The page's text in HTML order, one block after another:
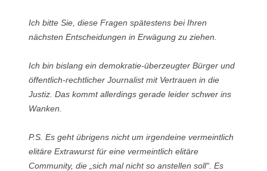
Ich bitte Sie, diese Fragen spätestens bei Ihren
nächsten Entscheidungen in Erwägung zu ziehen.
Ich bin bislang ein demokratie-überzeugter Bürger und
öffentlich-rechtlicher Journalist mit Vertrauen in die
Justiz. Das kommt allerdings gerade leider schwer ins
Wanken.
P.S. Es geht übrigens nicht um irgendeine vermeintlich
elitäre Extrawurst für eine vermeintlich elitäre
Community, die „sich mal nicht so anstellen soll“. Es